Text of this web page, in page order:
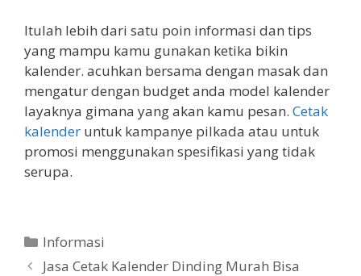
Itulah lebih dari satu poin informasi dan tips
yang mampu kamu gunakan ketika bikin
kalender. acuhkan bersama dengan masak dan
mengatur dengan budget anda model kalender
layaknya gimana yang akan kamu pesan. Cetak
kalender untuk kampanye pilkada atau untuk
promosi menggunakan spesifikasi yang tidak
serupa.
Categories
Informasi
Jasa Cetak Kalender Dinding Murah Bisa